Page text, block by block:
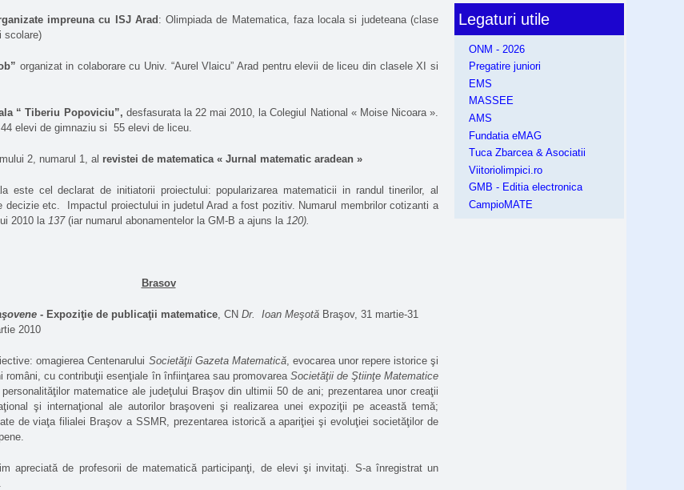
impreuna cu ISJ Arad : Olimpiada de Matematica, faza locala si judeteana (clase
scolare)
organizat in colaborare cu Univ. “Aurel Vlaicu” Arad pentru elevii de liceu din clasele XI si
“ Tiberiu Popoviciu”, desfasurata la 22 mai 2010, la Colegiul National « Moise Nicoara ».
elevi de gimnaziu si 55 elevi de liceu.
2, numarul 1, al revistei de matematica « Jurnal matematic aradean »
este cel declarat de initiatorii proiectului: popularizarea matematicii in randul tinerilor, al
decizie etc.
Impactul proiectului in judetul Arad a fost pozitiv. Numarul membrilor cotizanti a
2010 la 137 (iar numarul abonamentelor la GM-B a ajuns la 120).
Brasov
- Expoziţie de publicaţii matematice, CN Dr. Ioan Meşotă Braşov, 31 martie-31
2010
omagierea Centenarului Societăţii Gazeta Matematică, evocarea unor repere istorice şi
români, cu contribuţii esenţiale în înfiinţarea sau promovarea Societăţii de Ştiinţe Matematice
matematice ale judeţului Braşov din ultimii 50 de ani; prezentarea unor creaţii
şi internaţional ale autorilor braşoveni şi realizarea unei expoziţii pe această temă;
de viaţa filialei Braşov a SSMR, prezentarea istorică a apariţiei şi evoluţiei societăţilor de
apreciată de profesorii de matematică participanţi, de elevi şi invitaţi. S-a înregistrat un
Legaturi utile
ONM - 2026
Pregatire juniori
EMS
MASSEE
AMS
Fundatia eMAG
Tuca Zbarcea & Asociatii
Viitoriolimpici.ro
GMB - Editia electronica
CampioMATE